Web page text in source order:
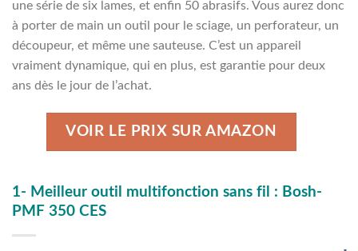
une série de six lames, et enfin 50 abrasifs. Vous aurez donc
à porter de main un outil pour le sciage, un perforateur, un
découpeur, et même une sauteuse. C’est un appareil
vraiment dynamique, qui en plus, est garantie pour deux
ans dès le jour de l’achat.
VOIR LE PRIX SUR AMAZON
1- Meilleur outil multifonction sans fil : Bosh-
PMF 350 CES